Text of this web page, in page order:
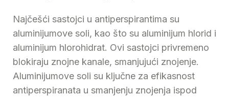
Najčešći sastojci u antiperspirantima su
aluminijumove soli, kao što su aluminijum hlorid i
aluminijum hlorohidrat. Ovi sastojci privremeno
blokiraju znojne kanale, smanjujući znojenje.
Aluminijumove soli su ključne za efikasnost
antiperspiranata u smanjenju znojenja ispod